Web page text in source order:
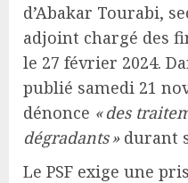
d’Abakar Tourabi,
adjoint chargé des
le 27 février 2024.
publié samedi 21
dénonce « des
dégradants »durant
Le PSF exige une